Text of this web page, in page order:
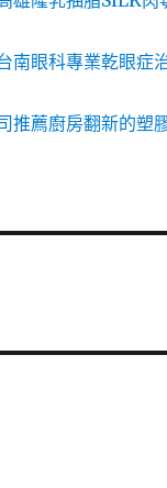
南眼科專業乾眼症
推薦廚房翻新的塑